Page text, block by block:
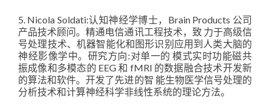
5. Nicola Soldati:认知神经学博士，Brain Products 公司
产品技术顾问。精通电信通讯工程技术，致 力于高级信
号处理技术、机器智能化和图形识别应用到人类大脑的
神经影像学中。研究方向:对单一的 模式实时功能磁共
振成像和多模态的 EEG 和 fMRI 的数据融合技术开发新
的算法和软件。开发了先进的智 能生物医学信号处理的
分析技术和计算神经科学非线性系统的理论方法。